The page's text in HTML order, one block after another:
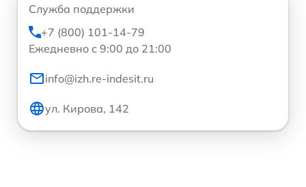
Служба поддержки
+7 (800) 101-14-79
Ежедневно с 9:00 до 21:00
info@izh.re-indesit.ru
ул. Кирова, 142